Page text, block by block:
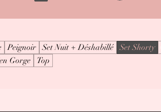
Peignoir Set Nuit + Déshabillé Set Shorty
Gorge Top